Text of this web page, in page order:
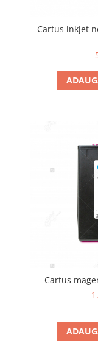
Cartus inkjet
Cartus